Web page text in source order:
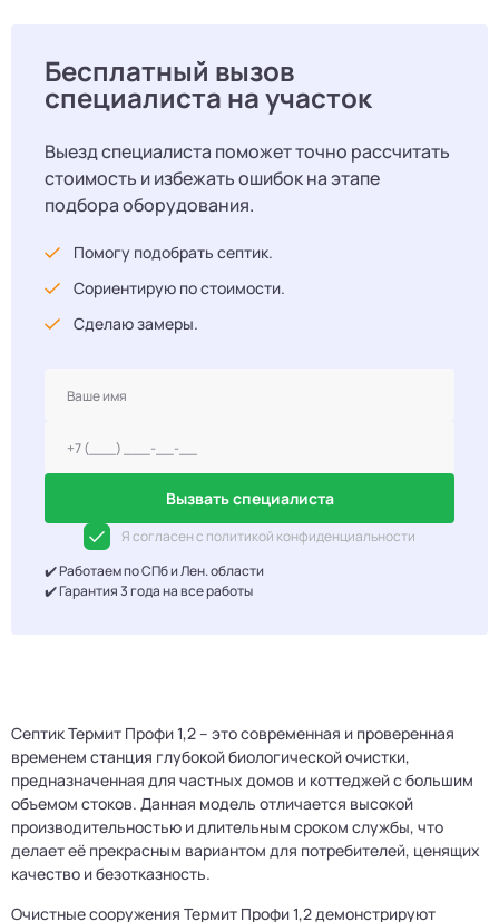
Бесплатный вызов
специалиста на участок
Выезд специалиста поможет точно рассчитать
стоимость и избежать ошибок на этапе
подбора оборудования.
Помогу подобрать септик.
Сориентирую по стоимости.
Сделаю замеры.
Вызвать специалиста
Я согласен с политикой конфиденциальности
✔️ Работаем по СПб и Лен. области
✔️ Гарантия 3 года на все работы
Септик Термит Профи 1,2 – это современная и проверенная
временем станция глубокой биологической очистки,
предназначенная для частных домов и коттеджей с большим
объемом стоков. Данная модель отличается высокой
производительностью и длительным сроком службы, что
делает её прекрасным вариантом для потребителей, ценящих
качество и безотказность.
Очистные сооружения Термит Профи 1,2 демонстрируют